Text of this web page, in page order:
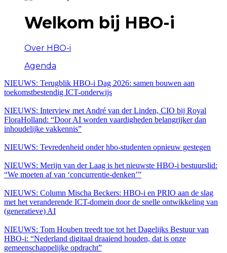
Welkom bij HBO-i
Over HBO-i
Agenda
NIEUWS: Terugblik HBO-i Dag 2026: samen bouwen aan
toekomstbestendig ICT-onderwijs
NIEUWS: Interview met André van der Linden, CIO bij Royal
FloraHolland: “Door AI worden vaardigheden belangrijker dan
inhoudelijke vakkennis”
NIEUWS: Tevredenheid onder hbo-studenten opnieuw gestegen
NIEUWS: Merijn van der Laag is het nieuwste HBO-i bestuurslid:
“We moeten af van ‘concurrentie-denken’”
NIEUWS: Column Mischa Beckers: HBO-i en PRIO aan de slag
met het veranderende ICT-domein door de snelle ontwikkeling van
(generatieve) AI
NIEUWS: Tom Houben treedt toe tot het Dagelijks Bestuur van
HBO-i: “Nederland digitaal draaiend houden, dat is onze
gemeenschappelijke opdracht”